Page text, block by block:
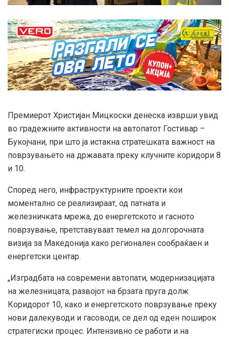
Премиерот Христијан Мицкоски денеска изврши увид
во градежните активности на автопатот Гостивар –
Букојчани, при што ја истакна стратешката важност на
поврзувањето на државата преку клучните коридори 8
и 10.
Според него, инфраструктурните проекти кои
моментално се реализираат, од патната и
железничката мрежа, до енергетското и гасното
поврзување, претставуваат темел на долгорочната
визија за Македонија како регионален сообраќаен и
енергетски центар.
„Изградбата на современи автопати, модернизацијата
на железницата, развојот на брзата пруга долж
Коридорот 10, како и енергетското поврзување преку
нови далекуводи и гасоводи, се дел од еден поширок
стратегиски процес. Интензивно се работи и на